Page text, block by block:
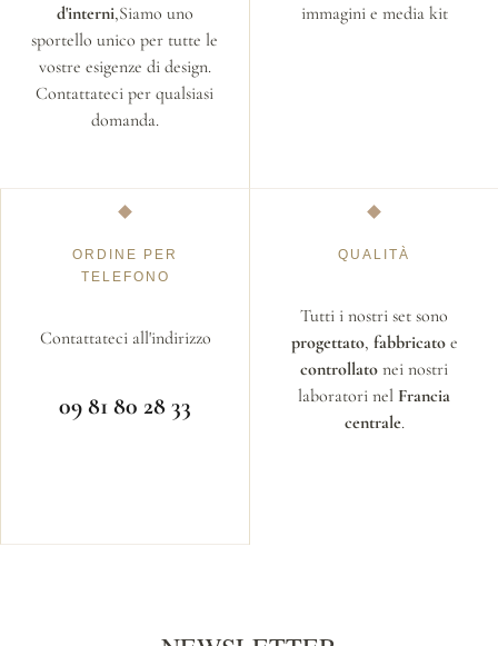
d'interni,Siamo uno
sportello unico per tutte le
vostre esigenze di design.
Contattateci per qualsiasi
domanda.
immagini e media kit
ORDINE PER
TELEFONO
Contattateci all'indirizzo
09 81 80 28 33
QUALITÀ
Tutti i nostri set sono
progettato, fabbricatoe
controllato nei nostri
laboratori nel Francia
centrale.